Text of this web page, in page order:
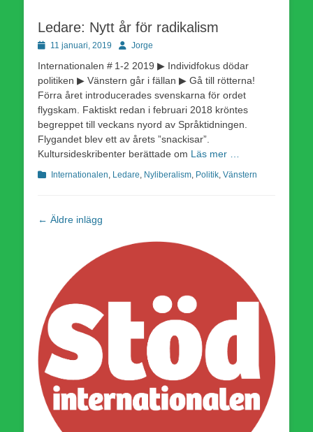
Ledare: Nytt år för radikalism
Publicerad
11 januari, 2019 Författare
Jorge
Internationalen # 1-2 2019 ▶ Individfokus dödar
politiken ▶ Vänstern går i fällan ▶ Gå till rötterna!
Förra året introducerades svenskarna för ordet
flygskam. Faktiskt redan i februari 2018 kröntes
begreppet till veckans nyord av Språktidningen.
Flygandet blev ett av årets ”snackisar”.
Kultursideskribenter berättade om Läs mer …
Kategorier
Internationalen Ledare Nyliberalism Politik Vänstern
Inläggsnavigering
← Äldre inlägg